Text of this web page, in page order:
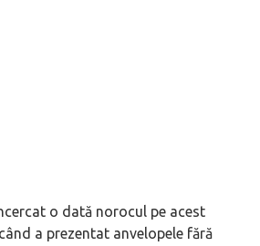
o dată norocul pe acest
a prezentat anvelopele fără